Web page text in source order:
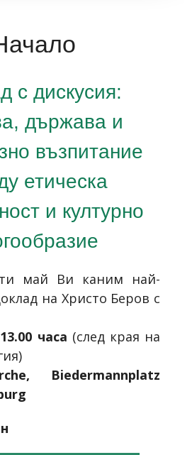
с дискусия:
държава и
възпитание
етическа
и културно
май Ви каним най-
на Христо Беров с
часа (след края на
Biedermannplatz